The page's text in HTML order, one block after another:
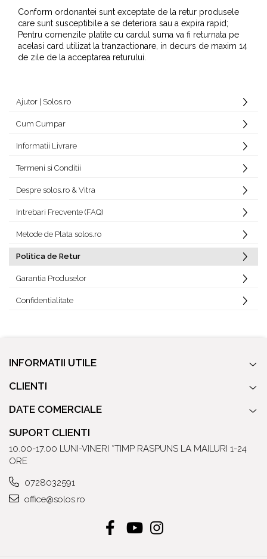
Conform ordonantei sunt exceptate de la retur produsele
care sunt susceptibile a se deteriora sau a expira rapid;
Pentru comenzile platite cu cardul suma va fi returnata pe
acelasi card utilizat la tranzactionare, in decurs de maxim 14
de zile de la acceptarea returului.
Ajutor | Solos.ro
Cum Cumpar
Informatii Livrare
Termeni si Conditii
Despre solos.ro & Vitra
Intrebari Frecvente (FAQ)
Metode de Plata solos.ro
Politica de Retur
Garantia Produselor
Confidentialitate
INFORMATII UTILE
CLIENTI
DATE COMERCIALE
SUPORT CLIENTI
10.00-17.00 LUNI-VINERI *TIMP RASPUNS LA MAILURI 1-24
ORE
0728032591
office@solos.ro